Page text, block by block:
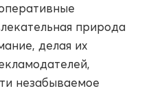
природа
делая их
незабываемое